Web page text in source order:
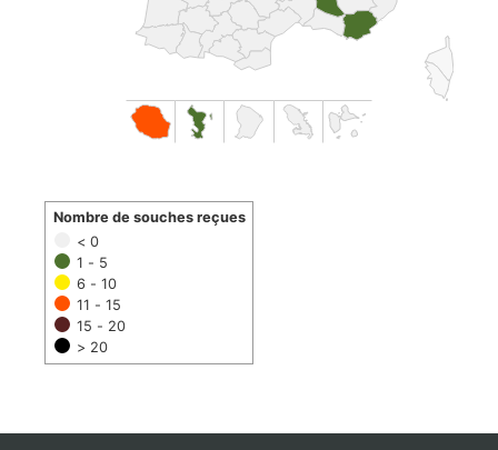
< 0
1 - 5
6 - 10
11 - 15
15 - 20
> 20
Nombre de souches reçues